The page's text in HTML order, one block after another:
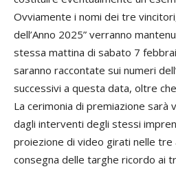
Ovviamente i nomi dei tre
dell’Anno 2025” verranno
stessa mattina di sabato 7
saranno raccontate sui numeri
successivi a questa data, oltre
La cerimonia di premiazione sarà
dagli interventi degli stes­si
proiezione di video girati nelle tre
consegna delle targhe ricordo ai